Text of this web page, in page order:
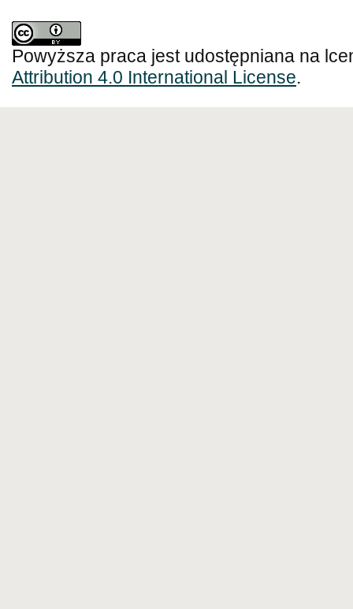
Powyższa praca jest udostępniana na
Attribution 4.0 International License.